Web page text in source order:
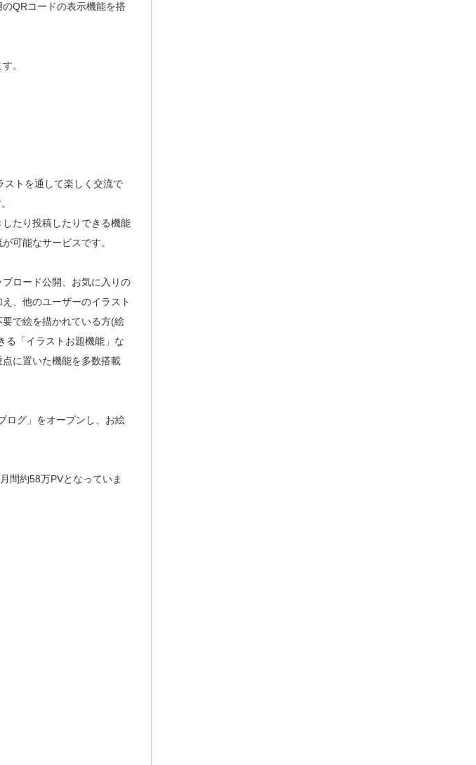
QRコードの表示機能を搭
。
ストを通して楽しく交流で
たり投稿したりできる機能
可能なサービスです。
ロード公開、お気に入りの
、他のユーザーのイラスト
で絵を描かれている方(絵
る「イラストお題機能」な
に置いた機能を多数搭載
ログ」をオープンし、お絵
間約58万PVとなっていま